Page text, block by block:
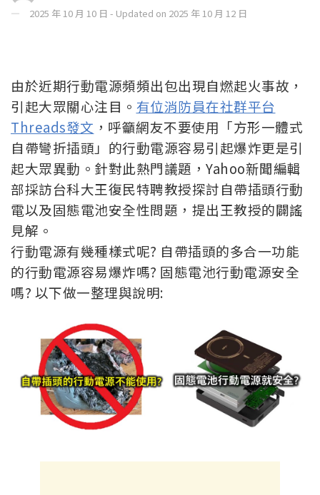
2025 年 10 月 10 日 - Updated on 2025 年 10 月 12 日
由於近期行動電源頻頻出包出現自燃起火事故，
引起大眾關心注目。 有位消防員在社群平台
Threads發文 ，呼籲網友不要使用「方形一體式
自帶彎折插頭」的行動電源容易引起爆炸更是引
起大眾異動。針對此熱門議題，Yahoo新聞編輯
部採訪台科大王復民特聘教授探討自帶插頭行動
電以及固態電池安全性問題，提出王教授的闢謠
見解。
行動電源有幾種樣式呢? 自帶插頭的多合一功能
的行動電源容易爆炸嗎? 固態電池行動電源安全
嗎? 以下做一整理與說明: